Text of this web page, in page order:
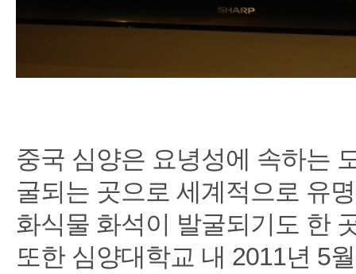
중국 심양은 요녕성에 속하는
굴되는 곳으로 세계적으로 유
화식물 화석이 발굴되기도 한
또한 심양대학교 내 2011년 5